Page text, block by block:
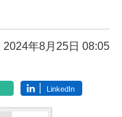
2024年8月25日 08:05
LinkedIn